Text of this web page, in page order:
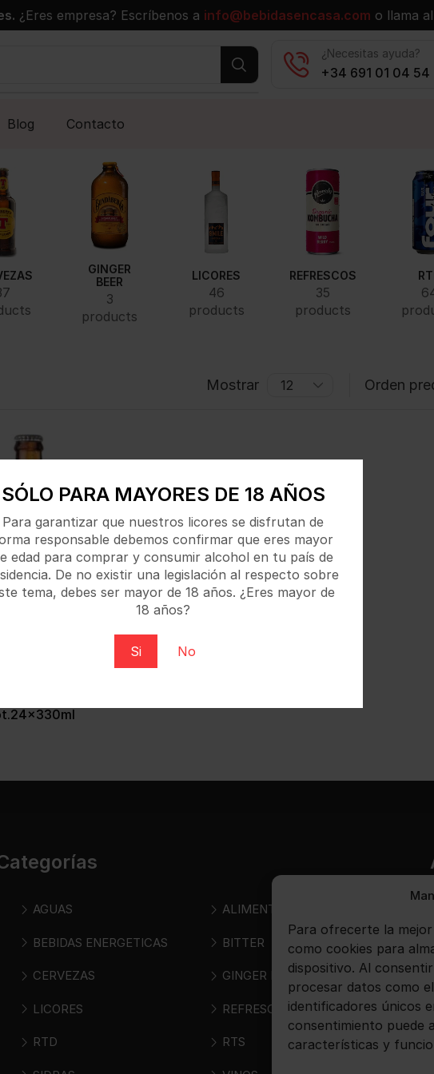
Para ofrecerte la
como cookies para
dispositivo. Al
procesar datos como
identificadores únicos
consentimiento puede
características y
SÓLO PARA MAYORES DE 18 AÑOS
Para garantizar que nuestros licores se disfrutan de
responsable debemos confirmar que eres mayor
edad para comprar y consumir alcohol en tu país de
De no existir una legislación al respecto sobre
tema, debes ser mayor de 18 años. ¿Eres mayor de
18 años?
Si No
¿Eres empresa? Escríbenos a info@bebidasencasa.com o llama al
¿Necesitas ayuda?
+34 691 01 04 54
Blog Contacto
GINGER
BEER
3
products
LICORES
46
products
REFRESCOS
35
products
Mostrar
AGUAS ALIMENTOS
BEBIDAS ENERGETICAS BITTER
CERVEZAS GINGER BEER
LICORES REFRESCOS
RTD RTS